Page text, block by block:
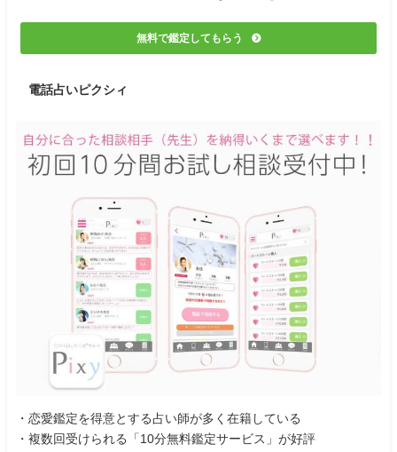
無料で鑑定してもらう
電話占いピクシィ
・恋愛鑑定を得意とする占い師が多く在籍している
・複数回受けられる「10分無料鑑定サービス」が好評